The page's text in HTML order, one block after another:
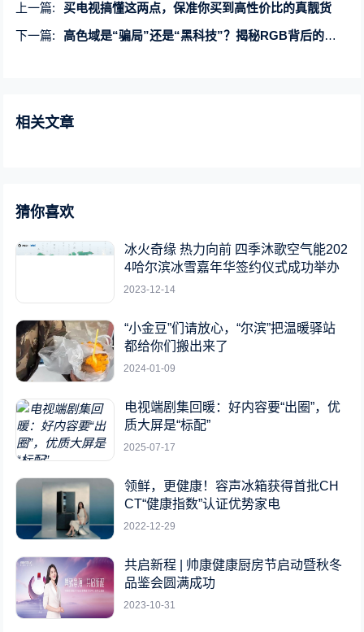
上一篇:
买电视搞懂这两点，保准你买到高性价比的真靓货
下一篇:
高色域是“骗局”还是“黑科技”？揭秘RGB背后的真相
相关文章
猜你喜欢
冰火奇缘 热力向前 四季沐歌空气能202
4哈尔滨冰雪嘉年华签约仪式成功举办
2023-12-14
“小金豆”们请放心，“尔滨”把温暖驿站
都给你们搬出来了
2024-01-09
电视端剧集回暖：好内容要“出圈”，优
质大屏是“标配”
2025-07-17
领鲜，更健康！容声冰箱获得首批CH
CT“健康指数”认证优势家电
2022-12-29
共启新程 | 帅康健康厨房节启动暨秋冬
品鉴会圆满成功
2023-10-31